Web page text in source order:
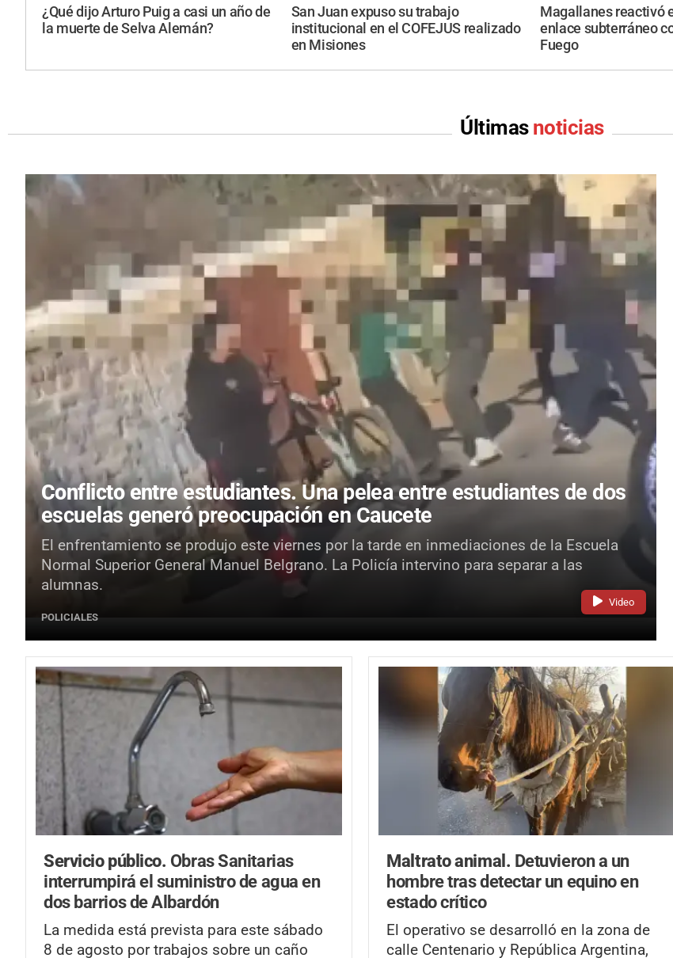
¿Qué dijo Arturo Puig a casi un año de
la muerte de Selva Alemán?
San Juan expuso su trabajo
institucional en el COFEJUS realizado
en Misiones
Magallanes reactivó
enlace subterráneo
Fuego
Últimas noticias
Video
Conflicto entre estudiantes.Una pelea entre estudiantes de dos
escuelas generó preocupación en Caucete
El enfrentamiento se produjo este viernes por la tarde en inmediaciones de la Escuela
Normal Superior General Manuel Belgrano. La Policía intervino para separar a las
alumnas.
POLICIALES
Servicio público. Obras Sanitarias
interrumpirá el suministro de agua en
dos barrios de Albardón
La medida está prevista para este sábado
8 de agosto por trabajos sobre un caño
Maltrato animal. Detuvieron a un
hombre tras detectar un equino en
estado crítico
El operativo se desarrolló en la zona de
calle Centenario y República Argentina,